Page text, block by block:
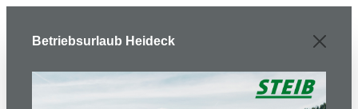
Betriebsurlaub Heideck